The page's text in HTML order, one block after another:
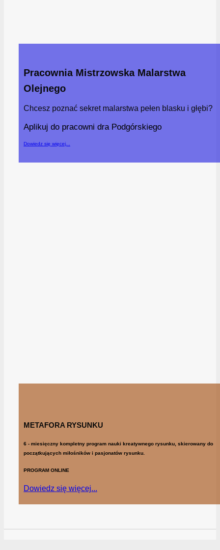
Pracownia Mistrzowska Malarstwa
Olejnego
Chcesz poznać sekret malarstwa pełen blasku i głębi?
Aplikuj do pracowni dra Podgórskiego
Dowiedz się więcej...
METAFORA RYSUNKU
6 - miesięczny kompletny program nauki kreatywnego rysunku, skierowany do
początkujących miłośników i pasjonatów rysunku.
PROGRAM ONLINE
Dowiedz się więcej...